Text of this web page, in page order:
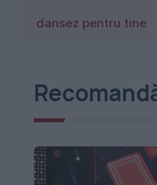
dansez pentru tine